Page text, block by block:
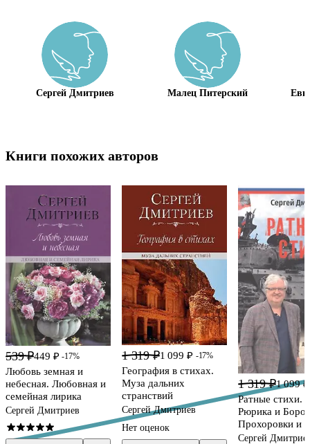
Сергей Дмитриев Малец Питерский
Книги похожих авторов
539 ₽449 ₽ -17%
Любовь земная и
небесная. Любовная и
семейная лирика
Сергей Дмитриев
1 319 ₽1 099 ₽ -17%
География в стихах.
Муза дальних
странствий
Сергей Дмитриев
Нет оценок
1 319 ₽1 099 ₽
Ратные стихи.
Рюрика и
Прохоровки и
е издание,
Сергей